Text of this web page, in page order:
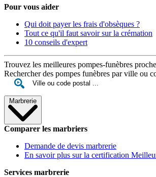
Pour vous aider
Qui doit payer les frais d'obsèques ?
Tout ce qu'il faut savoir sur la crémation
10 conseils d'expert
Trouvez les meilleures pompes-funèbres
Rechercher des pompes funèbres par ville ou
Marbrerie
Comparer les marbriers
Demande de devis marbrerie
En savoir plus sur la certification
Services marbrerie